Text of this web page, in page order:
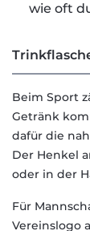
wie oft
Beim Sport
Getränk
dafür die
Der Henkel
oder in der
Für
Vereinslogo